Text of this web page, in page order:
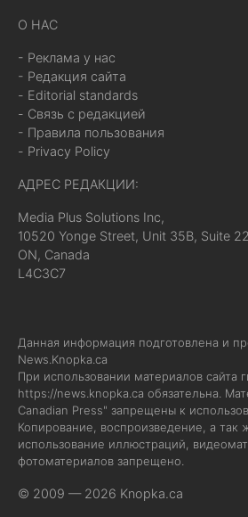
О НАС
- Реклама у нас
- Редакция сайта
- Editorial standards
- Связь с редакцией
- Правила пользования
- Privacy Policy
АДРЕС РЕДАКЦИИ:
Media Plus Solutions Inc,
10520 Yonge Street, Unit 35B, Suite
ON, Canada
L4C3C7
Данная информация подготовлена и
News.Knopka.ca
При использовании материалов сайта
https://news.knopka.ca обязательна.
Canadian Press" запрещены к
Копирование, воспроизведение, а так
использование иллюстраций,
фотоматериалов запрещено.
© 2009 — 2026 Knopka.ca